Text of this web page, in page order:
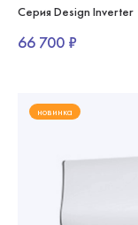
Серия Design Inverter
66 700 ₽
новинка